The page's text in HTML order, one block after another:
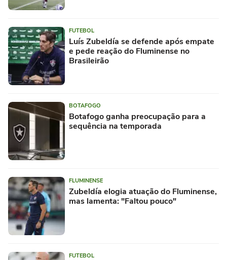
FUTEBOL
Luís Zubeldía se defende após empate
e pede reação do Fluminense no
Brasileirão
BOTAFOGO
Botafogo ganha preocupação para a
sequência na temporada
FLUMINENSE
Zubeldía elogia atuação do Fluminense,
mas lamenta: "Faltou pouco"
FUTEBOL